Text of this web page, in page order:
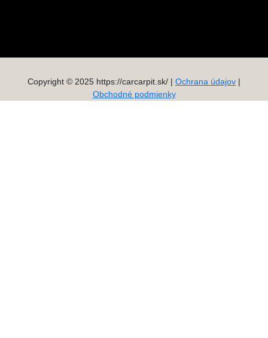
Copyright © 2025 https://carcarpit.sk/ | Ochrana údajov |
Obchodné podmienky